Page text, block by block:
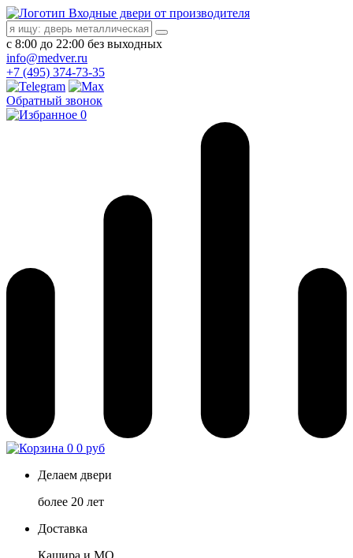
Входные двери от производителя
с 8:00 до 22:00 без выходных
info@medver.ru
+7 (495) 374-73-35
Обратный звонок
0
0 0 руб
Делаем двери
более 20 лет
Доставка